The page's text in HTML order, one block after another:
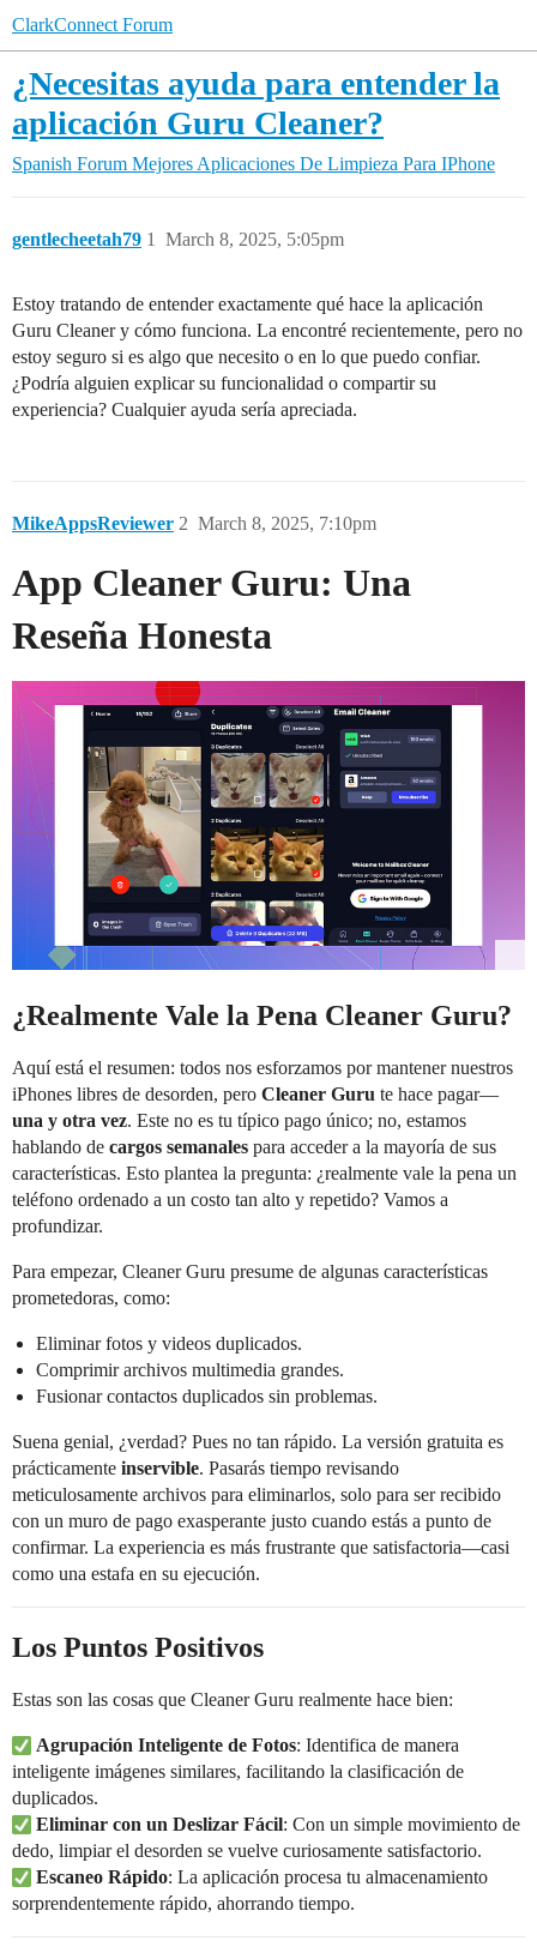
ClarkConnect Forum
¿Necesitas ayuda para entender la
aplicación Guru Cleaner?
Spanish Forum Mejores Aplicaciones De Limpieza Para IPhone
gentlecheetah79 March 8, 2025, 5:05pm
1
Estoy tratando de entender exactamente qué hace la aplicación
Guru Cleaner y cómo funciona. La encontré recientemente, pero no
estoy seguro si es algo que necesito o en lo que puedo confiar.
¿Podría alguien explicar su funcionalidad o compartir su
experiencia? Cualquier ayuda sería apreciada.
MikeAppsReviewer March 8, 2025, 7:10pm
2
App Cleaner Guru: Una
Reseña Honesta
¿Realmente Vale la Pena Cleaner Guru?
Aquí está el resumen: todos nos esforzamos por mantener nuestros
iPhones libres de desorden, pero Cleaner Guru te hace pagar—
una y otra vez. Este no es tu típico pago único; no, estamos
hablando de cargos semanales para acceder a la mayoría de sus
características. Esto plantea la pregunta: ¿realmente vale la pena un
teléfono ordenado a un costo tan alto y repetido? Vamos a
profundizar.
Para empezar, Cleaner Guru presume de algunas características
prometedoras, como:
Eliminar fotos y videos duplicados.
Comprimir archivos multimedia grandes.
Fusionar contactos duplicados sin problemas.
Suena genial, ¿verdad? Pues no tan rápido. La versión gratuita es
prácticamente inservible. Pasarás tiempo revisando
meticulosamente archivos para eliminarlos, solo para ser recibido
con un muro de pago exasperante justo cuando estás a punto de
confirmar. La experiencia es más frustrante que satisfactoria—casi
como una estafa en su ejecución.
Los Puntos Positivos
Estas son las cosas que Cleaner Guru realmente hace bien:
Agrupación Inteligente de Fotos: Identifica de manera
inteligente imágenes similares, facilitando la clasificación de
duplicados.
Eliminar con un Deslizar Fácil: Con un simple movimiento de
dedo, limpiar el desorden se vuelve curiosamente satisfactorio.
Escaneo Rápido: La aplicación procesa tu almacenamiento
sorprendentemente rápido, ahorrando tiempo.